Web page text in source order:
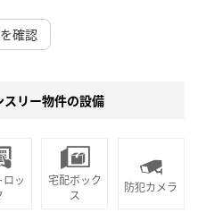
確認
リー物件の設備
ロッ
宅配ボック
ス
防犯カメラ